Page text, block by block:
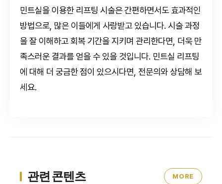
민트실을 이용한 리프팅 시술은 간편하면서도 효과적인
방법으로, 많은 이들에게 사랑받고 있습니다. 시술 과정
을 잘 이해하고 회복 기간을 지키며 관리한다면, 더욱 만
족스러운 결과를 얻을 수 있을 것입니다. 민트실 리프팅
에 대해 더 궁금한 점이 있으시다면, 전문의와 상담해 보
세요.
관련 콘텐츠 MORE